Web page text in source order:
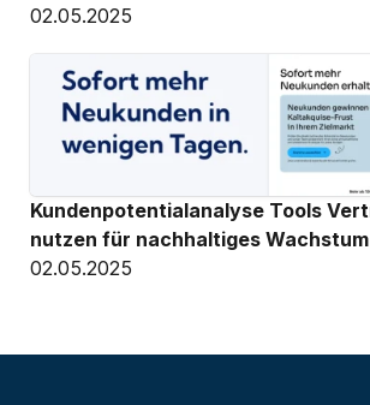
02.05.2025
Kundenpotentialanalyse Tools
nutzen für nachhaltiges Wachstum
02.05.2025